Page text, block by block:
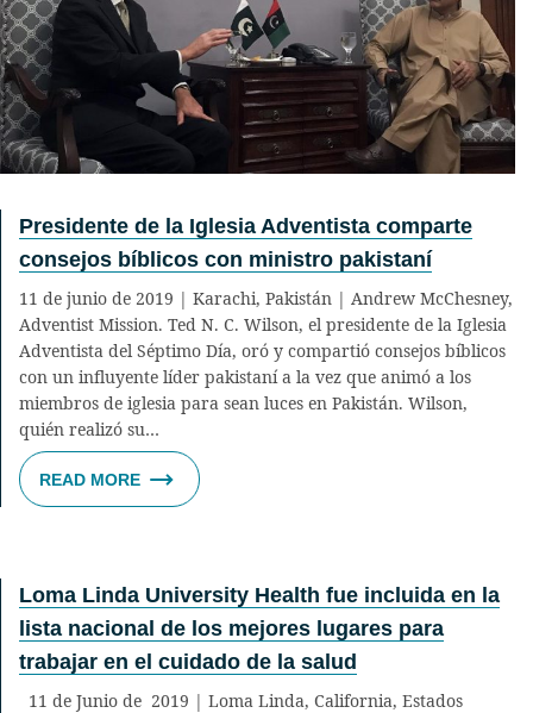
Presidente de la Iglesia Adventista comparte
consejos bíblicos con ministro pakistaní
11 de junio de 2019 | Karachi, Pakistán | Andrew McChesney,
Adventist Mission. Ted N. C. Wilson, el presidente de la Iglesia
Adventista del Séptimo Día, oró y compartió consejos bíblicos
con un influyente líder pakistaní a la vez que animó a los
miembros de iglesia para sean luces en Pakistán. Wilson,
quién realizó su…
READ MORE
Loma Linda University Health fue incluida en la
lista nacional de los mejores lugares para
trabajar en el cuidado de la salud
11 de Junio de 2019 | Loma Linda, California, Estados